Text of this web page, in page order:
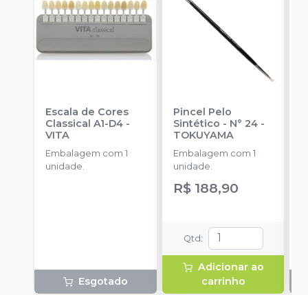
Escala de Cores
Classical A1-D4 -
VITA
Embalagem com 1
unidade.
Esgotado
Pincel Pelo
Sintético - N° 24-
TOKUYAMA
Embalagem com 1
unidade.
R$ 188,90
Qtd :
Adicionar ao
carrinho